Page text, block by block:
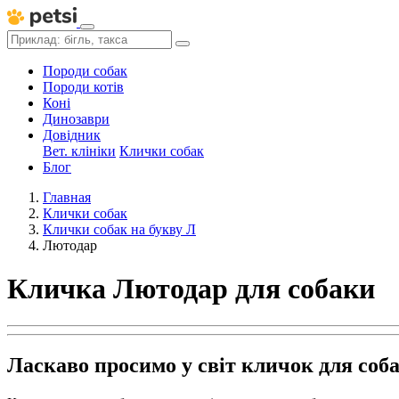
Породи собак
Породи котів
Коні
Динозаври
Довідник
Вет. клініки Клички собак
Блог
Главная
Клички собак
Клички собак на букву Л
Лютодар
Кличка Лютодар для собаки
Ласкаво просимо у світ кличок для